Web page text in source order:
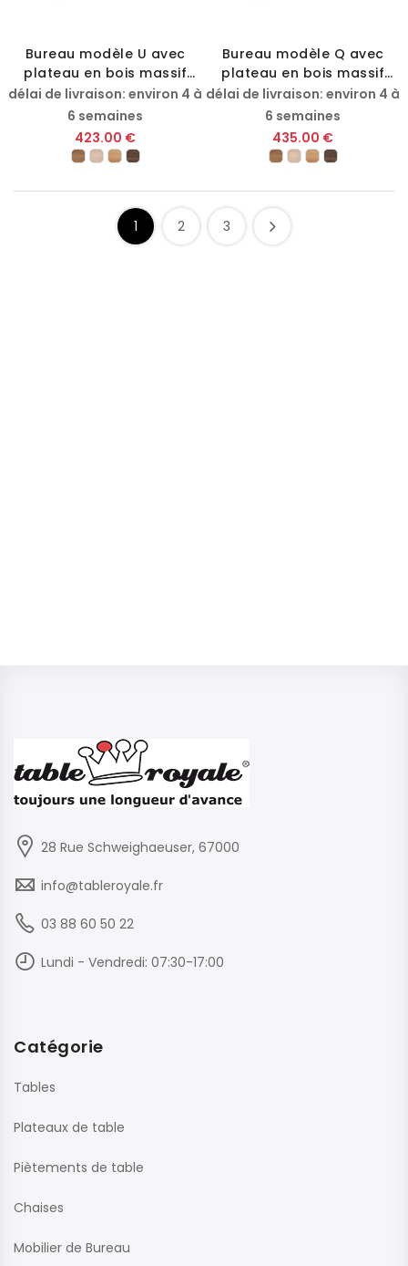
Bureau modèle U avec
plateau en bois massif
hêtre
délai de livraison: environ 4 à
6 semaines
423.00 €
Bureau modèle Q avec
plateau en bois massif
hêtre
délai de livraison: environ 4 à
6 semaines
435.00 €
1 2 3
28 Rue Schweighaeuser, 67000
info@tableroyale.fr
03 88 60 50 22
Lundi - Vendredi: 07:30-17:00
Catégorie
Tables
Plateaux de table
Piètements de table
Chaises
Mobilier de Bureau